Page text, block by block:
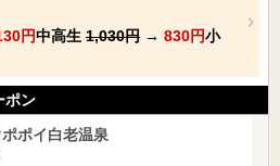
円中高生 1,030円 → 830円小
ポン
ポイ白老温泉